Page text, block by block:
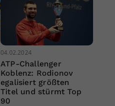
04.02.2024
ATP-Challenger
Koblenz: Rodionov
egalisiert größten
Titel und stürmt Top
90